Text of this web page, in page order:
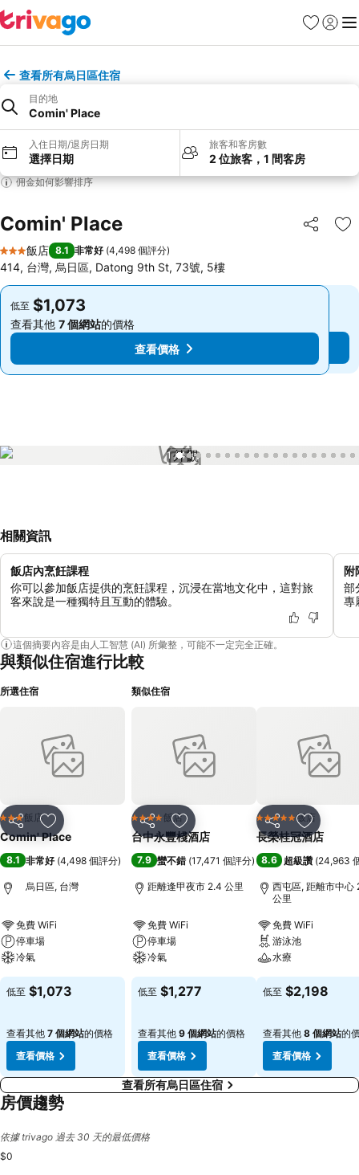
我的最愛
登入 選
查看所有烏日區住宿
目的地
Comin' Place
入住日期/退房日期
選擇日期
旅客和客房數
2 位旅客，1 間客房
佣金如何影響排序
Comin' Place 分享
加
3 星級
飯店 8.1 非常好 (4,498 個評分)
414, 台灣, 烏日區, Datong 9th St, 73號, 5樓
低至 $1,073
查看其他 7 個網站的價格
查看價格
低至 $1,073
查看其他 7 個網站的價格
查看價格
1 / 44
相關資訊
飯店內烹飪課程
你可以參加飯店提供的烹飪課程，沉浸在當地文化中，這對旅
客來說是一種獨特且互動的體驗。
附
部
專
這個摘要內容是由人工智慧 (AI) 所彙整，可能不一定完全正確。
與類似住宿進行比較
所選住宿
分享 加入我的最愛
3 星級飯店
Comin' Place
8.1 非常好 (4,498 個評分)
烏日區, 台灣
免費 WiFi
停車場
冷氣
低至 $1,073
查看其他 7 個網站的價格
查看價格
類似住宿
分享 加入我的最愛
4 星級 飯店
台中永豐棧酒店
7.9 蠻不錯 (17,471 個評分)
距離逢甲夜市 2.4 公里
免費 WiFi
停車場
冷氣
低至 $1,277
查看其他 9 個網站的價格
查看價格
分享 加入我的
5 星級 飯店
長榮桂冠酒店
8.6 超級讚 (24,963
西屯區, 距離市中心
公里
免費 WiFi
游泳池
水療
低至 $2,198
查看其他 8 個網站的
查看價格
查看所有烏日區住宿
房價趨勢
依據 trivago 過去 30 天的最低價格
$0